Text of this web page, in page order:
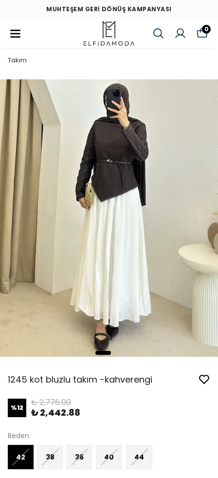
MUHTEŞEM GERİ DÖNÜŞ KAMPANYASI
0
Takım
1245 kot bluzlu takım -kahverengi
%12 ₺ 2,776.00
₺ 2,442.88
Beden
42 38 36 40 44